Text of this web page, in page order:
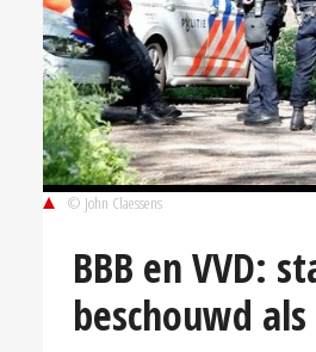
© John Claessens
BBB en VVD:
beschouwd